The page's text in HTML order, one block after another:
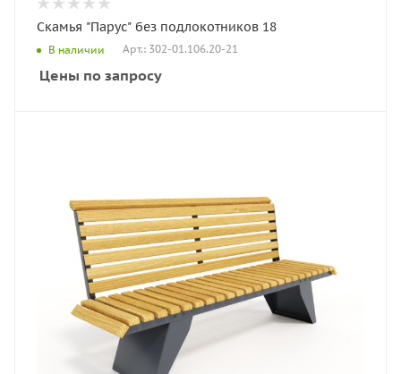
Скамья "Парус" без подлокотников 18
В наличии Арт.: 302-01.106.20-21
Цены по запросу